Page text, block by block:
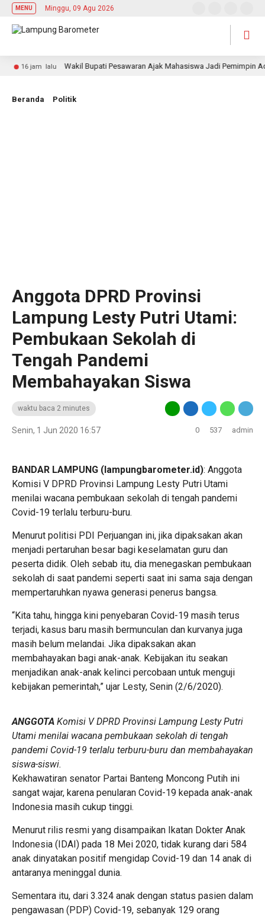
MENU Minggu, 09 Agu 2026
16 jam lalu Wakil Bupati Pesawaran Ajak Mahasiswa Jadi Pemimpin
Beranda Politik
Anggota DPRD Provinsi
Lampung Lesty Putri Utami:
Pembukaan Sekolah di
Tengah Pandemi
Membahayakan Siswa
waktu baca 2 minutes
Senin, 1 Jun 2020 16:57 0 537 admin
BANDAR LAMPUNG (lampungbarometer.id): Anggota
Komisi V DPRD Provinsi Lampung Lesty Putri Utami
menilai wacana pembukaan sekolah di tengah pandemi
Covid-19 terlalu terburu-buru.
Menurut politisi PDI Perjuangan ini, jika dipaksakan akan
menjadi pertaruhan besar bagi keselamatan guru dan
peserta didik. Oleh sebab itu, dia menegaskan pembukaan
sekolah di saat pandemi seperti saat ini sama saja dengan
mempertaruhkan nyawa generasi penerus bangsa.
“Kita tahu, hingga kini penyebaran Covid-19 masih terus
terjadi, kasus baru masih bermunculan dan kurvanya juga
masih belum melandai. Jika dipaksakan akan
membahayakan bagi anak-anak. Kebijakan itu seakan
menjadikan anak-anak kelinci percobaan untuk menguji
kebijakan pemerintah,” ujar Lesty, Senin (2/6/2020).
ANGGOTA Komisi V DPRD Provinsi Lampung Lesty Putri
Utami menilai wacana pembukaan sekolah di tengah
pandemi Covid-19 terlalu terburu-buru dan membahayakan
siswa-siswi.
Kekhawatiran senator Partai Banteng Moncong Putih ini
sangat wajar, karena penularan Covid-19 kepada anak-anak
Indonesia masih cukup tinggi.
Menurut rilis resmi yang disampaikan Ikatan Dokter Anak
Indonesia (IDAI) pada 18 Mei 2020, tidak kurang dari 584
anak dinyatakan positif mengidap Covid-19 dan 14 anak di
antaranya meninggal dunia.
Sementara itu, dari 3.324 anak dengan status pasien dalam
pengawasan (PDP) Covid-19, sebanyak 129 orang